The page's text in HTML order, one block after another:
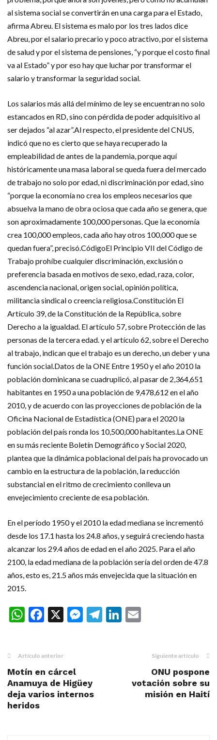
al sistema social se convertirán en una carga para el Estado,
afirma Abreu. El sistema es malo por los tres lados dice
Abreu, por el salario precario y poco atractivo, por el sistema
de salud y por el sistema de pensiones, “y porque el costo final
va al Estado” y por eso hay que luchar por transformar el
salario y transformar la seguridad social.
Los salarios más allá del mínimo de ley se encuentran no solo
estancados en RD, sino con pérdida de poder adquisitivo al
ser dejados “al azar”.Al respecto, el presidente del CNUS,
indicó que no es cierto que se haya recuperado la
empleabilidad de antes de la pandemia, porque aquí
históricamente una masa laboral se queda fuera del mercado
de trabajo no solo por edad, ni discriminación por edad, sino
“porque la economía no crea los empleos necesarios que
absuelva la mano de obra ociosa que cada año se genera, que
son aproximadamente 100,000 personas. Que la economía
crea 100,000 empleos, cada año hay otros 100,000 que se
quedan fuera”, precisó.CódigoEl Principio VII del Código de
Trabajo prohíbe cualquier discriminación, exclusión o
preferencia basada en motivos de sexo, edad, raza, color,
ascendencia nacional, origen social, opinión política,
militancia sindical o creencia religiosa.Constitución El
Artículo 39, de la Constitución de la República, sobre
Derecho a la igualdad. El artículo 57, sobre Protección de las
personas de la tercera edad. y el artículo 62, sobre el Derecho
al trabajo, indican que el trabajo es un derecho, un deber y una
función social.Datos de la ONE Entre 1950 y el año 2010 la
población dominicana se cuadruplicó, al pasar de 2,364,651
habitantes en 1950 a una población de 9,478,612 en el año
2010, y de acuerdo con las proyecciones de población de la
Oficina Nacional de Estadística (ONE) para el 2020 la
población del país ronda los 10,500,000 habitantes.La ONE
en su más reciente Boletín Demográfico y Social 2020,
plantea que la dinámica poblacional del país ha provocado un
cambio en la estructura de la población, la reducción
substancial en el ritmo de crecimiento conlleva un
envejecimiento creciente de esa población.
En el período 1950 y el 2010 la edad mediana se incrementó
desde los 17.1 hasta los 24.8 años, y seguirá creciendo hasta
alcanzar los 29.4 años de edad en el año 2025. Para el año
2100, la edad mediana de la población sería del orden de 47.8
años, esto es, 21.5 años más envejecida que la situación en
2015.
WhatsApp
Facebook
X Messenger
Telegram
LinkedIn
Artículo anterior
Motín en cárcel
Anamuya de Higüey
deja varios internos
heridos
Siguiente artículo
ONU pospone
votación sobre su
misión en Haití